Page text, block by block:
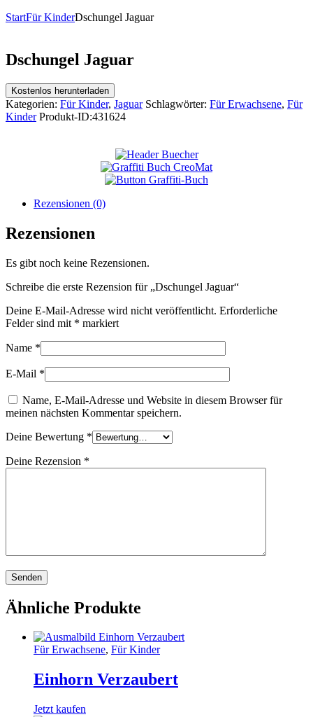
StartFür KinderDschungel Jaguar
Dschungel Jaguar
Kostenlos herunterladen
Kategorien: Für Kinder, Jaguar Schlagwörter: Für Erwachsene, Für
Kinder Produkt-ID:431624
Rezensionen (0)
Rezensionen
Es gibt noch keine Rezensionen.
Schreibe die erste Rezension für „Dschungel Jaguar“
Deine E-Mail-Adresse wird nicht veröffentlicht. Erforderliche
Felder sind mit * markiert
Name *
E-Mail *
Name, E-Mail-Adresse und Website in diesem Browser für
meinen nächsten Kommentar speichern.
Deine Bewertung *
Deine Rezension *
Ähnliche Produkte
Für Erwachsene, Für Kinder
Einhorn Verzaubert
Jetzt kaufen